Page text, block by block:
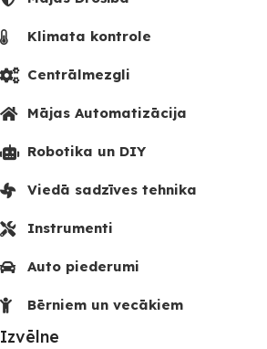
Klimata kontrole
Centrālmezgli
Mājas Automatizācija
Robotika un DIY
Viedā sadzīves tehnika
Instrumenti
Auto piederumi
Bērniem un vecākiem
Izvēlne